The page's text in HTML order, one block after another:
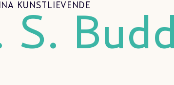
KUNSTLIEVENDE
S.